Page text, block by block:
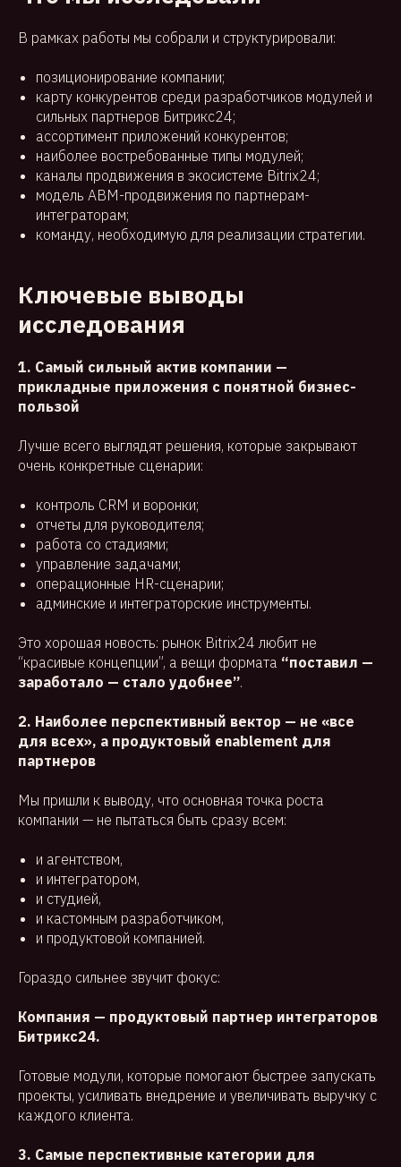
В рамках работы мы собрали и структурировали:
позиционирование компании;
карту конкурентов среди разработчиков модулей и
сильных партнеров Битрикс24;
ассортимент приложений конкурентов;
наиболее востребованные типы модулей;
каналы продвижения в экосистеме Bitrix24;
модель ABM-продвижения по партнерам-
интеграторам;
команду, необходимую для реализации стратегии.
Ключевые выводы
исследования
1. Самый сильный актив компании —
прикладные приложения с понятной бизнес-
пользой
Лучше всего выглядят решения, которые закрывают
очень конкретные сценарии:
контроль CRM и воронки;
отчеты для руководителя;
работа со стадиями;
управление задачами;
операционные HR-сценарии;
админские и интеграторские инструменты.
Это хорошая новость: рынок Bitrix24 любит не
“красивые концепции”, а вещи формата “поставил —
заработало — стало удобнее”.
2. Наиболее перспективный вектор — не «все
для всех», а продуктовый enablement для
партнеров
Мы пришли к выводу, что основная точка роста
компании — не пытаться быть сразу всем:
и агентством,
и интегратором,
и студией,
и кастомным разработчиком,
и продуктовой компанией.
Гораздо сильнее звучит фокус:
Компания — продуктовый партнер интеграторов
Битрикс24.
Готовые модули, которые помогают быстрее запускать
проекты, усиливать внедрение и увеличивать выручку с
каждого клиента.
3. Самые перспективные категории для